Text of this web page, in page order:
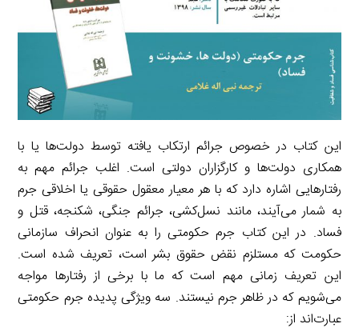
k
a
m
t
این کتاب در خصوص جرائم ارتکاب یافته توسط دولت‌ها یا با
همکاری دولت‌ها و کارگزاران دولتی است. اغلب جرائم مهم به
رفتارهایی اشاره دارد که با هر معیار معقول حقوقی یا اخلاقی جرم
به شمار می‌آیند، مانند نسل‌کشی، جرائم جنگی، شکنجه، قتل و
فساد. در این کتاب جرم حکومتی را به عنوان انحراف سازمانی
حکومت که مستلزم نقض حقوق بشر است، تعریف شده است.
این تعریف زمانی مهم است که ما با برخی از رفتارها مواجه
می‌شویم که در ظاهر جرم نیستند. سه ویژگی پدیده جرم حکومتی
عبارت‌اند از: